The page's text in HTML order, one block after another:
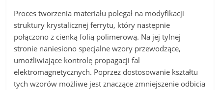
Proces tworzenia materiału polegał na modyfikacji
struktury krystalicznej ferrytu, który następnie
połączono z cienką folią polimerową. Na jej tylnej
stronie naniesiono specjalne wzory przewodzące,
umożliwiające kontrolę propagacji fal
elektromagnetycznych. Poprzez dostosowanie kształtu
tych wzorów możliwe jest znaczące zmniejszenie odbicia